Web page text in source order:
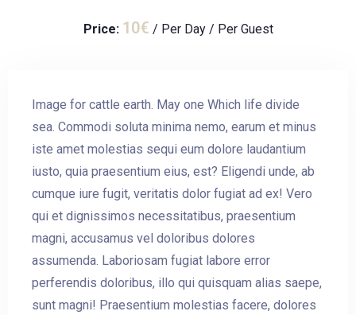
Price: 10€ / Per Day / Per Guest
Image for cattle earth. May one Which life divide
sea. Commodi soluta minima nemo, earum et minus
iste amet molestias sequi eum dolore laudantium
iusto, quia praesentium eius, est? Eligendi unde, ab
cumque iure fugit, veritatis dolor fugiat ad ex! Vero
qui et dignissimos necessitatibus, praesentium
magni, accusamus vel doloribus dolores
assumenda. Laboriosam fugiat labore error
perferendis doloribus, illo qui quisquam alias saepe,
sunt magni! Praesentium molestias facere, dolores